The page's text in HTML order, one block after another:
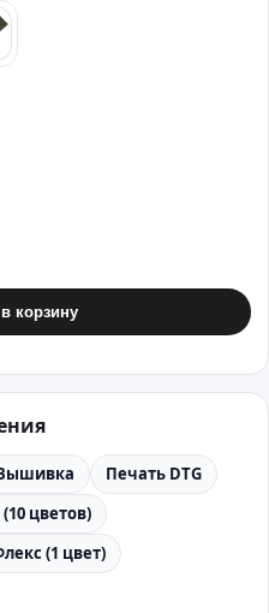
корзину
Печать DTG
цветов)
(1 цвет)